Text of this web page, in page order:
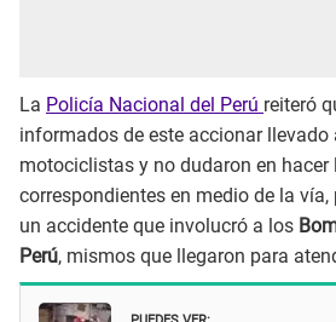
La Policía Nacional del Perú reiteró
informados de este accionar llevado
motociclistas y no dudaron en hacer
correspondientes en medio de la
un accidente que involucró a los
Perú, mismos que llegaron para